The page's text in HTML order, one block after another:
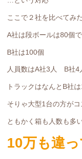
ここで２社を比べてみ
A社は段ボールは80個
B社は100個
人員数はA社3人 B社4
トラックはなんとB社
そりゃ大型1台の方がコ
ともかく箱も人数も多
10万も違っ